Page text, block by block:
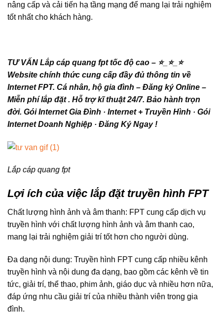
nâng cấp và cải tiến hạ tầng mạng để mang lại trải nghiệm
tốt nhất cho khách hàng.
TƯ VẤN Lắp cáp quang fpt tốc độ cao – ⭐_⭐_⭐
Website chính thức cung cấp đầy đủ thông tin về
Internet FPT. Cá nhân, hộ gia đình – Đăng ký Online –
Miễn phí lắp đặt . Hỗ trợ kĩ thuật 24/7. Bảo hành trọn
đời. ‎Gói Internet Gia Đình · ‎Internet + Truyền Hình · ‎Gói
Internet Doanh Nghiệp · ‎Đăng Ký Ngay !
Lắp cáp quang fpt
Lợi ích của việc lắp đặt truyền hình FPT
Chất lượng hình ảnh và âm thanh: FPT cung cấp dịch vụ
truyền hình với chất lượng hình ảnh và âm thanh cao,
mang lại trải nghiệm giải trí tốt hơn cho người dùng.
Đa dạng nội dung: Truyền hình FPT cung cấp nhiều kênh
truyền hình và nội dung đa dạng, bao gồm các kênh về tin
tức, giải trí, thể thao, phim ảnh, giáo dục và nhiều hơn nữa,
đáp ứng nhu cầu giải trí của nhiều thành viên trong gia
đình.